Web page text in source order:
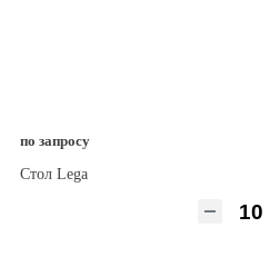
по запросу
Стол Lega